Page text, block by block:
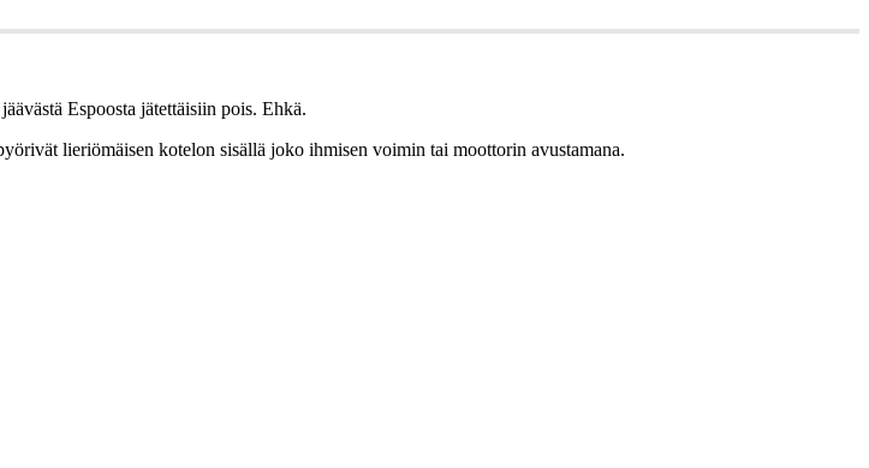
Espoosta jätettäisiin pois. Ehkä.
lieriömäisen kotelon sisällä joko ihmisen voimin tai moottorin avustamana.